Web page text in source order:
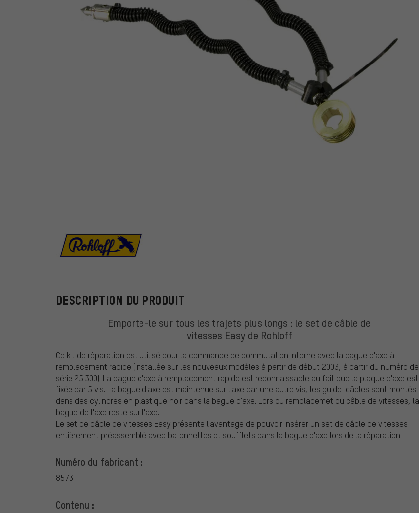
DESCRIPTION DU PRODUIT
Emporte-le sur tous les trajets plus longs : le set de câble de
vitesses Easy de Rohloff
Ce kit de réparation est utilisé pour la commande de commutation interne avec la bague d'axe à
remplacement rapide (installée sur les nouveaux modèles à partir de début 2003, à partir du numéro de
série 25.300). La bague d'axe à remplacement rapide est reconnaissable au fait que la plaque d'axe est
fixée par 5 vis. La bague d'axe est maintenue sur l'axe par une autre vis, les guide-câbles sont montés
dans des cylindres en plastique noir dans la bague d'axe. Lors du remplacemet du câble de vitesses, la
bague de l'axe reste sur l'axe.
Le set de câble de vitesses Easy présente l'avantage de pouvoir insérer un set de câble de vitesses
entièrement préassemblé avec baïonnettes et soufflets dans la bague d'axe lors de la réparation.
Numéro du fabricant :
8573
Contenu :